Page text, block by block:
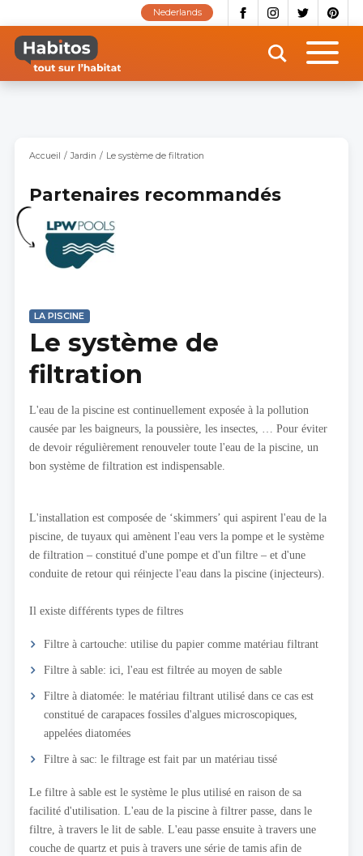
contenu
principal
Nederlands
Accueil Jardin Le système de filtration
Partenaires recommandés
LA PISCINE
Le système de
filtration
L'eau de la piscine est continuellement exposée à la pollution
causée par les baigneurs, la poussière, les insectes, … Pour éviter
de devoir régulièrement renouveler toute l'eau de la piscine, un
bon système de filtration est indispensable.
L'installation est composée de ‘skimmers’ qui aspirent l'eau de la
piscine, de tuyaux qui amènent l'eau vers la pompe et le système
de filtration – constitué d'une pompe et d'un filtre – et d'une
conduite de retour qui réinjecte l'eau dans la piscine (injecteurs).
Il existe différents types de filtres
Filtre à cartouche: utilise du papier comme matériau filtrant
Filtre à sable: ici, l'eau est filtrée au moyen de sable
Filtre à diatomée: le matériau filtrant utilisé dans ce cas est
constitué de carapaces fossiles d'algues microscopiques,
appelées diatomées
Filtre à sac: le filtrage est fait par un matériau tissé
Le filtre à sable est le système le plus utilisé en raison de sa
facilité d'utilisation. L'eau de la piscine à filtrer passe, dans le
filtre, à travers le lit de sable. L'eau passe ensuite à travers une
couche de quartz et puis à travers une série de tamis afin de